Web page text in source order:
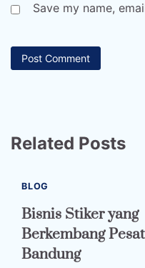
Save my name,
Related Posts
BLOG
Bisnis Stiker yang
Berkembang
Bandung